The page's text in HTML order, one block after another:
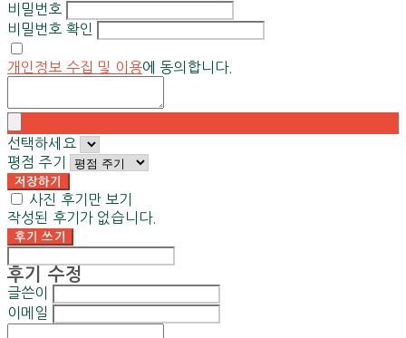
비밀번호
비밀번호 확인
개인정보 수집 및 이용에 동의합니다.
선택하세요
평점 주기
저장하기
사진 후기만 보기
작성된 후기가 없습니다.
후기 쓰기
후기 수정
글쓴이
이메일